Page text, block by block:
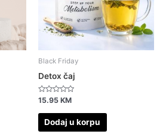
Black Friday
Detox čaj
Ocjenjeno
od
15.95 KM
Dodaj u korpu